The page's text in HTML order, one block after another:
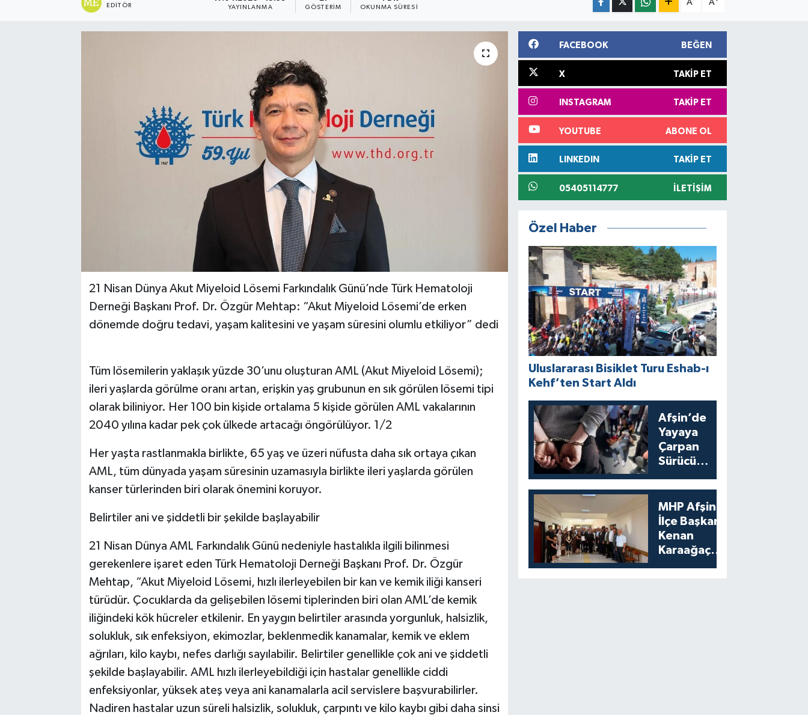
EDITÖR YAYINLANMA GÖSTERIM OKUNMA SÜRESI
A A
21 Nisan Dünya Akut Miyeloid Lösemi Farkındalık Günü’nde Türk Hematoloji
Derneği Başkanı Prof. Dr. Özgür Mehtap: “Akut Miyeloid Lösemi’de erken
dönemde doğru tedavi, yaşam kalitesini ve yaşam süresini olumlu etkiliyor” dedi
Tüm lösemilerin yaklaşık yüzde 30’unu oluşturan AML (Akut Miyeloid Lösemi);
ileri yaşlarda görülme oranı artan, erişkin yaş grubunun en sık görülen lösemi tipi
olarak biliniyor. Her 100 bin kişide ortalama 5 kişide görülen AML vakalarının
2040 yılına kadar pek çok ülkede artacağı öngörülüyor. 1/2
Her yaşta rastlanmakla birlikte, 65 yaş ve üzeri nüfusta daha sık ortaya çıkan
AML, tüm dünyada yaşam süresinin uzamasıyla birlikte ileri yaşlarda görülen
kanser türlerinden biri olarak önemini koruyor.
Belirtiler ani ve şiddetli bir şekilde başlayabilir
21 Nisan Dünya AML Farkındalık Günü nedeniyle hastalıkla ilgili bilinmesi
gerekenlere işaret eden Türk Hematoloji Derneği Başkanı Prof. Dr. Özgür
Mehtap, “Akut Miyeloid Lösemi, hızlı ilerleyebilen bir kan ve kemik iliği kanseri
türüdür. Çocuklarda da gelişebilen lösemi tiplerinden biri olan AML’de kemik
iliğindeki kök hücreler etkilenir. En yaygın belirtiler arasında yorgunluk, halsizlik,
solukluk, sık enfeksiyon, ekimozlar, beklenmedik kanamalar, kemik ve eklem
ağrıları, kilo kaybı, nefes darlığı sayılabilir. Belirtiler genellikle çok ani ve şiddetli
şekilde başlayabilir. AML hızlı ilerleyebildiği için hastalar genellikle ciddi
enfeksiyonlar, yüksek ateş veya ani kanamalarla acil servislere başvurabilirler.
Nadiren hastalar uzun süreli halsizlik, solukluk, çarpıntı ve kilo kaybı gibi daha sinsi
FACEBOOK BEĞEN
X TAKIP ET
INSTAGRAM TAKIP ET
YOUTUBE ABONE OL
LINKEDIN TAKIP ET
05405114777 İLETIŞIM
Özel Haber
Uluslararası Bisiklet Turu Eshab-ı
Kehf’ten Start Aldı
Afşin’de
Yayaya
Çarpan
Sürücü
Cezası
Belli Oldu
MHP Afşin
İlçe Başkanı
Kenan
Karaağaç